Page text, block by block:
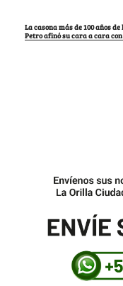
La casona más de 100 años
Petro afinó su cara a cara